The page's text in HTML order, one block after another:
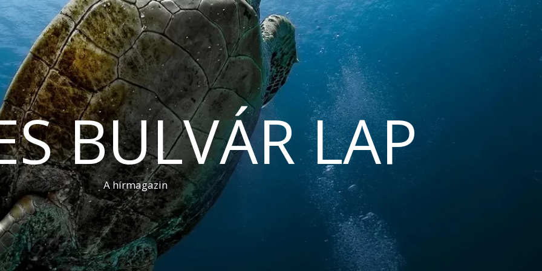
BULVÁR LAP
A hírmagazin